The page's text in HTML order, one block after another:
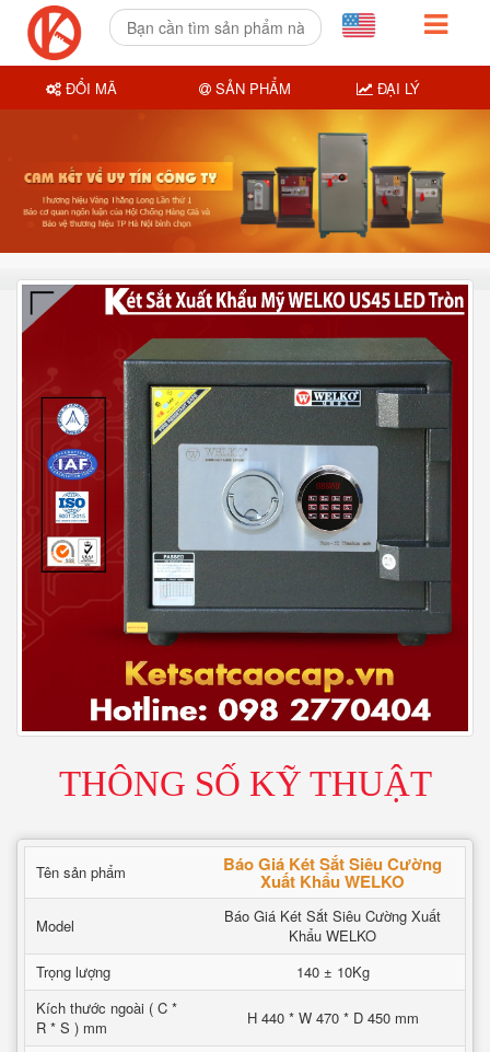
THÔNG SỐ KỸ THUẬT
Tên sản phẩm Báo Giá Két Sắt Siêu Cường
Xuất Khẩu WELKO
Model
Báo Giá Két Sắt Siêu Cường Xuất
Khẩu WELKO
Trọng lượng
140 ± 10Kg
Kích thước ngoài ( C *
R * S ) mm
H 440 * W 470 * D 450 mm
ĐỔI MÃ SẢN PHẨM ĐẠI LÝ